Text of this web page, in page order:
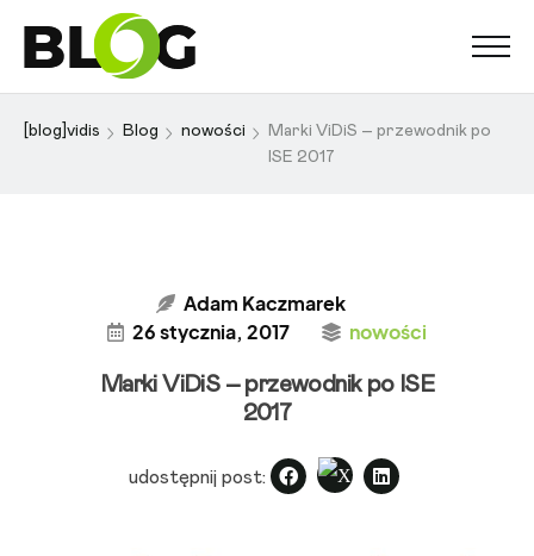
[blog]vidis Blog nowości
Marki ViDiS – przewodnik po
ISE 2017
Adam Kaczmarek
26 stycznia, 2017
nowości
Marki ViDiS – przewodnik po ISE
2017
udostępnij post: